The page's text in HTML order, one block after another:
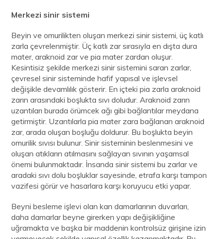
Merkezi sinir sistemi
Beyin ve omurilikten oluşan merkezi sinir sistemi, üç katlı
zarla çevrelenmiştir. Üç katlı zar sırasıyla en dışta dura
mater, araknoid zar ve pia mater zardan oluşur.
Kesintisiz şekilde merkezi sinir sistemini saran zarlar,
çevresel sinir sisteminde hafif yapısal ve işlevsel
değişikle devamlılık gösterir. En içteki pia zarla araknoid
zarın arasındaki boşlukta sıvı doludur. Araknoid zarın
uzantıları burada örümcek ağı gibi bağlantılar meydana
getirmiştir. Uzantılarla pia mater zara bağlanan araknoid
zar, arada oluşan boşluğu doldurur. Bu boşlukta beyin
omurilik sıvısı bulunur. Sinir sisteminin beslenmesini ve
oluşan atıkların atılmasını sağlayan sıvının yaşamsal
önemi bulunmaktadır. İnsanda sinir sistemi bu zarlar ve
aradaki sıvı dolu boşluklar sayesinde, etrafa karşı tampon
vazifesi görür ve hasarlara karşı koruyucu etki yapar.
Beyni besleme işlevi olan kan damarlarının duvarları,
daha damarlar beyne girerken yapı değişikliğine
uğramakta ve başka bir maddenin kontrolsüz girişine izin